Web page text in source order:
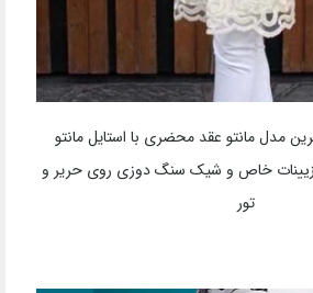
مدل مانتو عقد محضری با استایل مانتو
خاص و شیک سنگ دوزی روی حریر و
تور